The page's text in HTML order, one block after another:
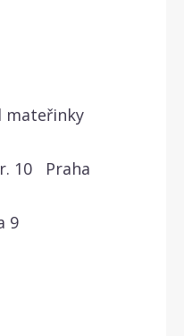
mateřinky
10 Praha
9